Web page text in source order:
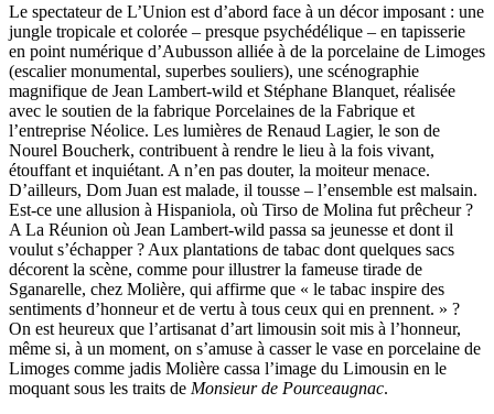
Le spectateur de L’Union est d’abord face à un décor imposant : une
jungle tropicale et colorée – presque psychédélique – en tapisserie
en point numérique d’Aubusson alliée à de la porcelaine de Limoges
(escalier monumental, superbes souliers), une scénographie
magnifique de Jean Lambert-wild et Stéphane Blanquet, réalisée
avec le soutien de la fabrique Porcelaines de la Fabrique et
l’entreprise Néolice. Les lumières de Renaud Lagier, le son de
Nourel Boucherk, contribuent à rendre le lieu à la fois vivant,
étouffant et inquiétant. A n’en pas douter, la moiteur menace.
D’ailleurs, Dom Juan est malade, il tousse – l’ensemble est malsain.
Est-ce une allusion à Hispaniola, où Tirso de Molina fut prêcheur ?
A La Réunion où Jean Lambert-wild passa sa jeunesse et dont il
voulut s’échapper ? Aux plantations de tabac dont quelques sacs
décorent la scène, comme pour illustrer la fameuse tirade de
Sganarelle, chez Molière, qui affirme que « le tabac inspire des
sentiments d’honneur et de vertu à tous ceux qui en prennent. » ?
On est heureux que l’artisanat d’art limousin soit mis à l’honneur,
même si, à un moment, on s’amuse à casser le vase en porcelaine de
Limoges comme jadis Molière cassa l’image du Limousin en le
moquant sous les traits de Monsieur de Pourceaugnac.